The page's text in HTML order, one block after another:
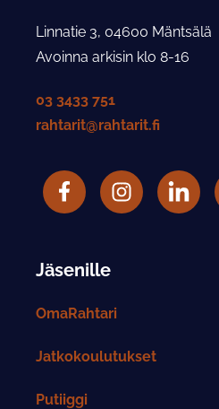
Linnatie 3, 04600 Mäntsälä
Avoinna arkisin klo 8-16
03 3433 751
rahtarit@rahtarit.fi
FacebookRahtarit ryLinkedIn
Jäsenille
OmaRahtari
Jatkokoulutukset
Putiiggi